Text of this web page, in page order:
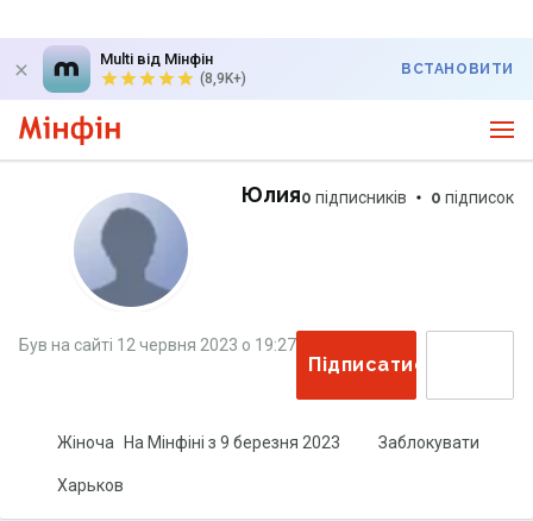
Multi від Мінфін
(8,9K+)
ВСТАНОВИТИ
Юлия0 підписників 0 підписок
Був на сайті 12 червня 2023 о 19:27
Підписатися
Жіноча
Харьков
На Мінфіні з 9 березня 2023 Заблокувати